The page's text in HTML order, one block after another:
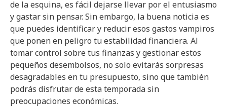
de la esquina, es fácil dejarse llevar por el entusiasmo
y gastar sin pensar. Sin embargo, la buena noticia es
que puedes identificar y reducir esos gastos vampiros
que ponen en peligro tu estabilidad financiera. Al
tomar control sobre tus finanzas y gestionar estos
pequeños desembolsos, no solo evitarás sorpresas
desagradables en tu presupuesto, sino que también
podrás disfrutar de esta temporada sin
preocupaciones económicas.